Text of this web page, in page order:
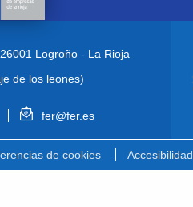
26001 Logroño - La Rioja
de los leones)
fer@fer.es
de cookies Accesibilidad